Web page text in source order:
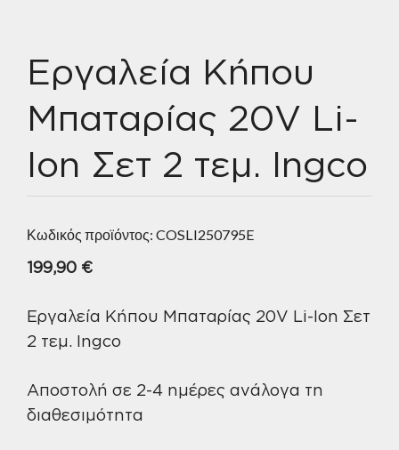
Εργαλεία Κήπου
Μπαταρίας 20V Li-
Ion Σετ 2 τεμ. Ingco
Κωδικός προϊόντος: COSLI250795E
199,90 €
Εργαλεία Κήπου Μπαταρίας 20V Li-Ion Σετ
2 τεμ. Ingco
Αποστολή σε 2-4 ημέρες ανάλογα τη
διαθεσιμότητα